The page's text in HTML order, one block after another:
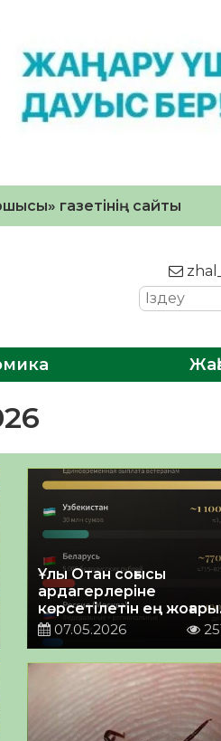
газетінің сайты
Ұлы Отан соғысы
ардагерлеріне
көрсетілетін ең жоғары
қаржылық қолдау —
Қазақстанда
07.05.2026